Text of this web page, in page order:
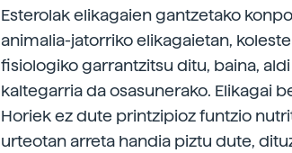
Esterolak elikagaien gantzetako
animalia-jatorriko elikagaietan,
fisiologiko garrantzitsu ditu, baina,
kaltegarria da osasunerako. Elikagai
Horiek ez dute printzipioz funtzio
urteotan arreta handia piztu dute,